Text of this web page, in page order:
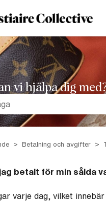
vi hjälpa dig
Betalning och avgifter
betalt för min sålda
varje dag, vilket